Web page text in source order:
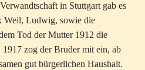
in Stuttgart gab es
Weil, Ludwig, sowie die
Tod der Mutter 1912 die
zog der Bruder mit ein, ab
gut bürgerlichen Haushalt.